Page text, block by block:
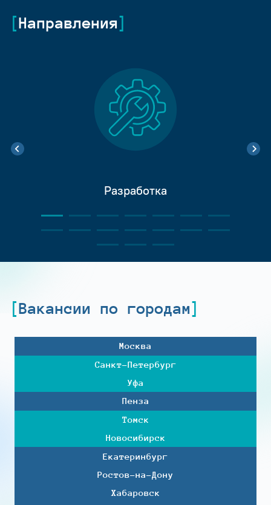
Направления
Разработка
Вакансии по городам
Москва
Санкт-Петербург
Уфа
Пенза
Томск
Новосибирск
Екатеринбург
Ростов-на-Дону
Хабаровск